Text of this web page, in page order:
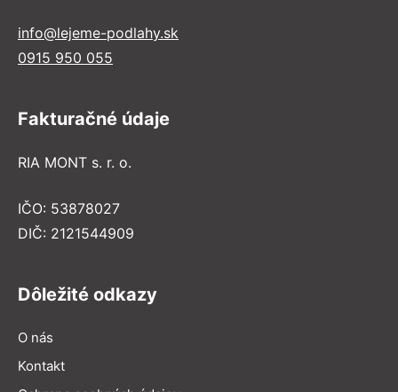
info@lejeme-podlahy.sk
0915 950 055
Fakturačné údaje
RIA MONT s. r. o.
IČO: 53878027
DIČ: 2121544909
Dôležité odkazy
O nás
Kontakt